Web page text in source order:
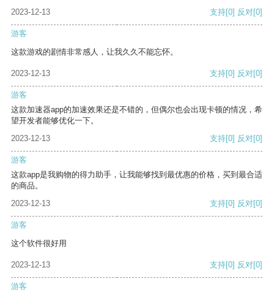
2023-12-13
支持[0] 反对[0]
游客
这款游戏的剧情非常感人，让我久久不能忘怀。
2023-12-13 支持[0] 反对[0]
游客
这款加速器app的加速效果还是不错的，但偶尔也会出现卡顿的情况，希
望开发者能够优化一下。
2023-12-13
支持[0] 反对[0]
游客
这款app是我购物的得力助手，让我能够找到最优惠的价格，买到最合适
的商品。
2023-12-13
支持[0] 反对[0]
游客
这个软件很好用
2023-12-13 支持[0] 反对[0]
游客